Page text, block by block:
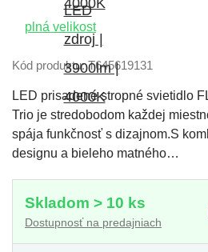
plná velikost
Kód produktu: T645619131
LED prisadené stropné svietidlo
Trio je stredobodom každej
spája funkčnosť s dizajnom.S
designu a bieleho matného…
Skladom > 10 ks
Dostupnosť na predajniach